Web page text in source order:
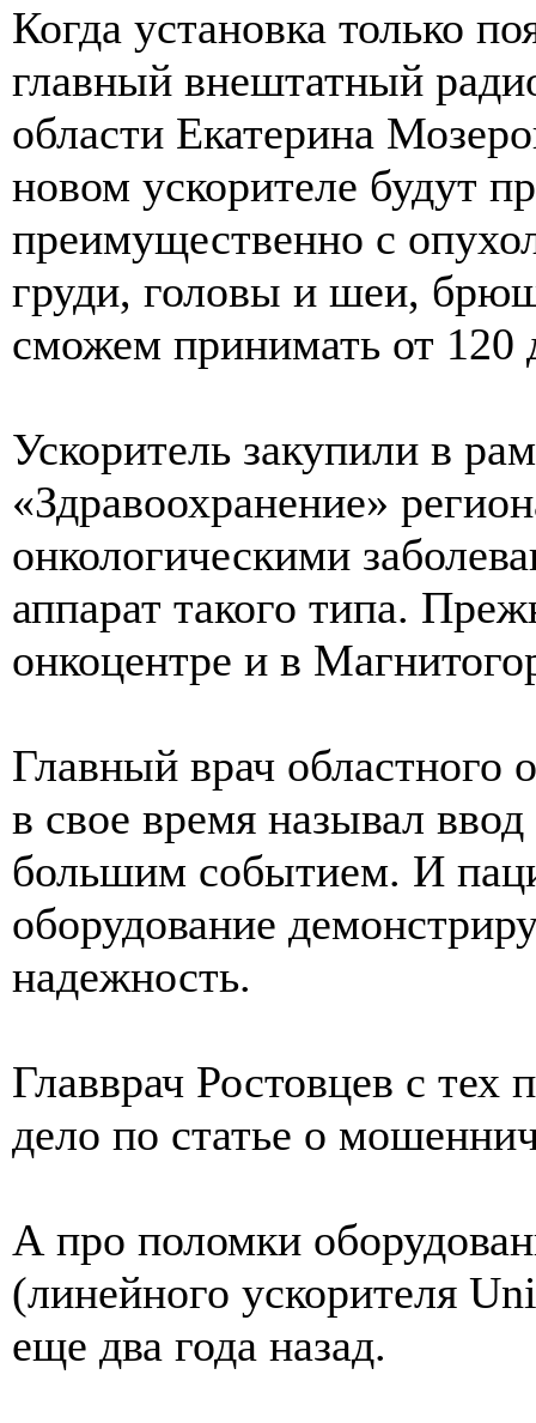
Когда установка только
главный внештатный
области Екатерина
новом ускорителе будут
преимущественно с
груди, головы и шеи,
сможем принимать от 120
Ускоритель закупили в
«Здравоохранение»
онкологическими
аппарат такого типа.
онкоцентре и в
Главный врач областного
в свое время называл
большим событием. И
оборудование
надежность.
Главврач Ростовцев с тех
дело по статье о
А про поломки
(линейного ускорителя
еще два года назад.